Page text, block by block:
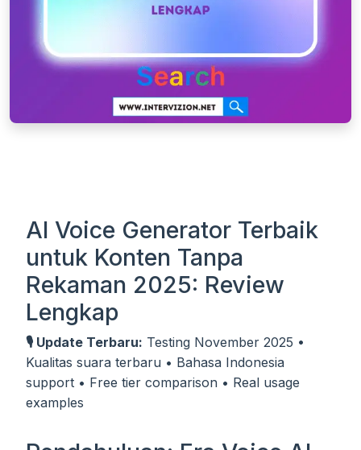
AI Voice Generator Terbaik
untuk Konten Tanpa
Rekaman 2025: Review
Lengkap
🎙️ Update Terbaru: Testing November 2025 •
Kualitas suara terbaru • Bahasa Indonesia
support • Free tier comparison • Real usage
examples